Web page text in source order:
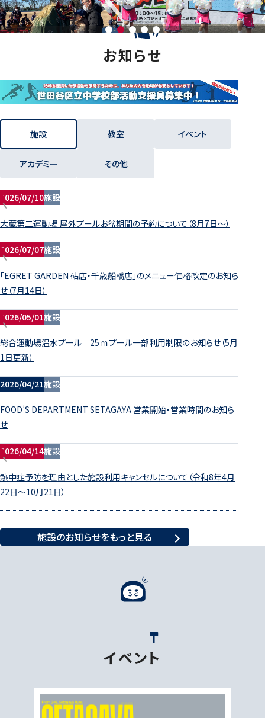
お知らせ
施設 教室 イベント
アカデミー その他
2026/07/10施設
大蔵第二運動場 屋外プールお盆期間の予約について（8月7日～）
2026/07/07施設
「EGRET GARDEN 砧店・千歳船橋店」のメニュー価格改定のお知ら
せ（7月14日）
2026/05/01施設
総合運動場温水プール 25ｍプール一部利用制限のお知らせ（5月
1日更新）
2026/04/21施設
FOOD’S DEPARTMENT SETAGAYA 営業開始・営業時間のお知ら
せ
2026/04/14施設
熱中症予防を理由とした施設利用キャンセルについて（令和8年4月
22日～10月21日）
施設のお知らせをもっと見る
イベント